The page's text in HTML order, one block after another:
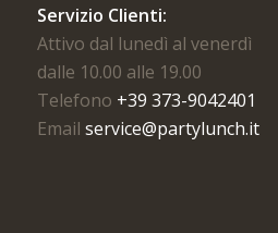
Servizio Clienti:
Attivo dal lunedì al venerdì
dalle 10.00 alle 19.00
Telefono +39 373-9042401
Email service@partylunch.it